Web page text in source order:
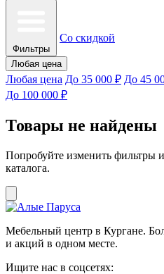
Фильтры
Со скидкой
Любая цена
Любая цена До 35 000 ₽ До 45
До 100 000 ₽
Товары не найдены
Попробуйте изменить фильтры
каталога.
Мебельный центр в Кургане.
и акций в одном месте.
Ищите нас в соцсетях: